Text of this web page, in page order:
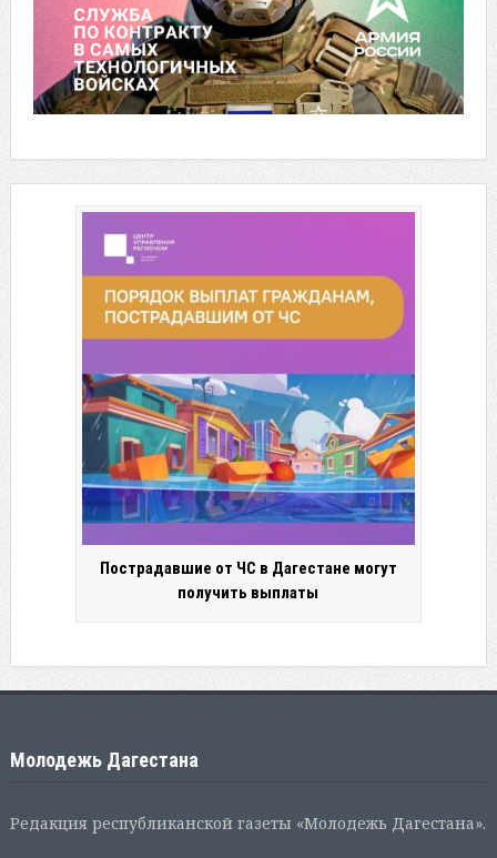
Пострадавшие от ЧС в Дагестане могут
получить выплаты
Молодежь Дагестана
Редакция республиканской газеты «Молодежь Дагестана».